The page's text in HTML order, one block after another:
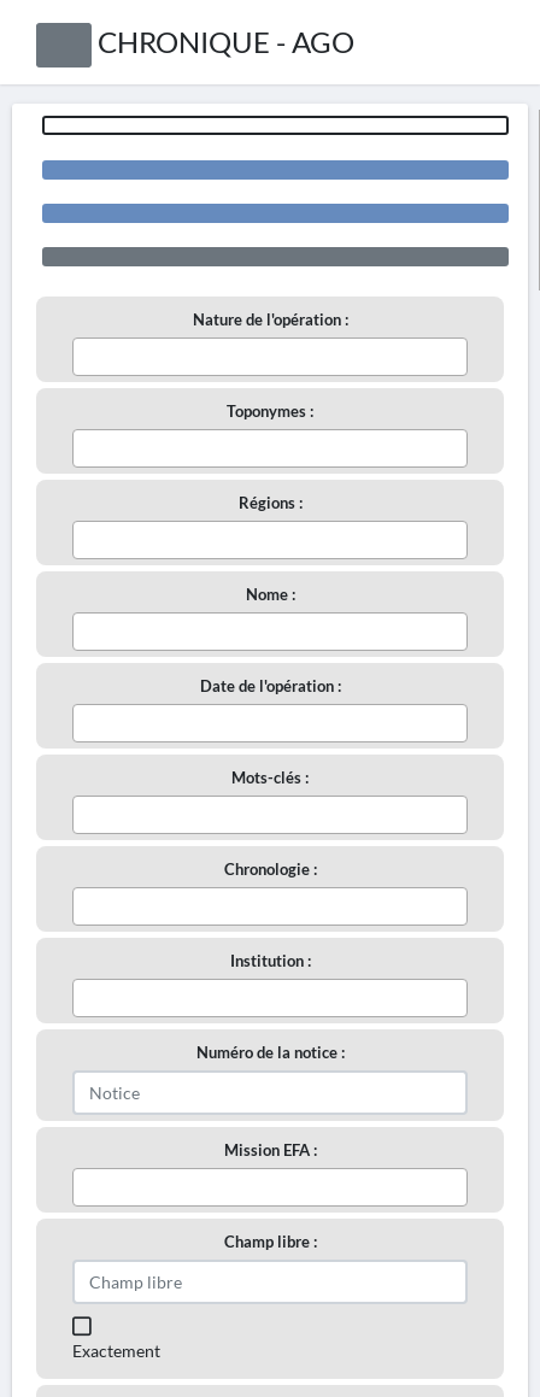
CHRONIQUE - AGO
Nature de l'opération :
Toponymes :
Régions :
Nome :
Date de l'opération :
Mots-clés :
Chronologie :
Institution :
Numéro de la notice :
Mission EFA :
Champ libre :
Exactement